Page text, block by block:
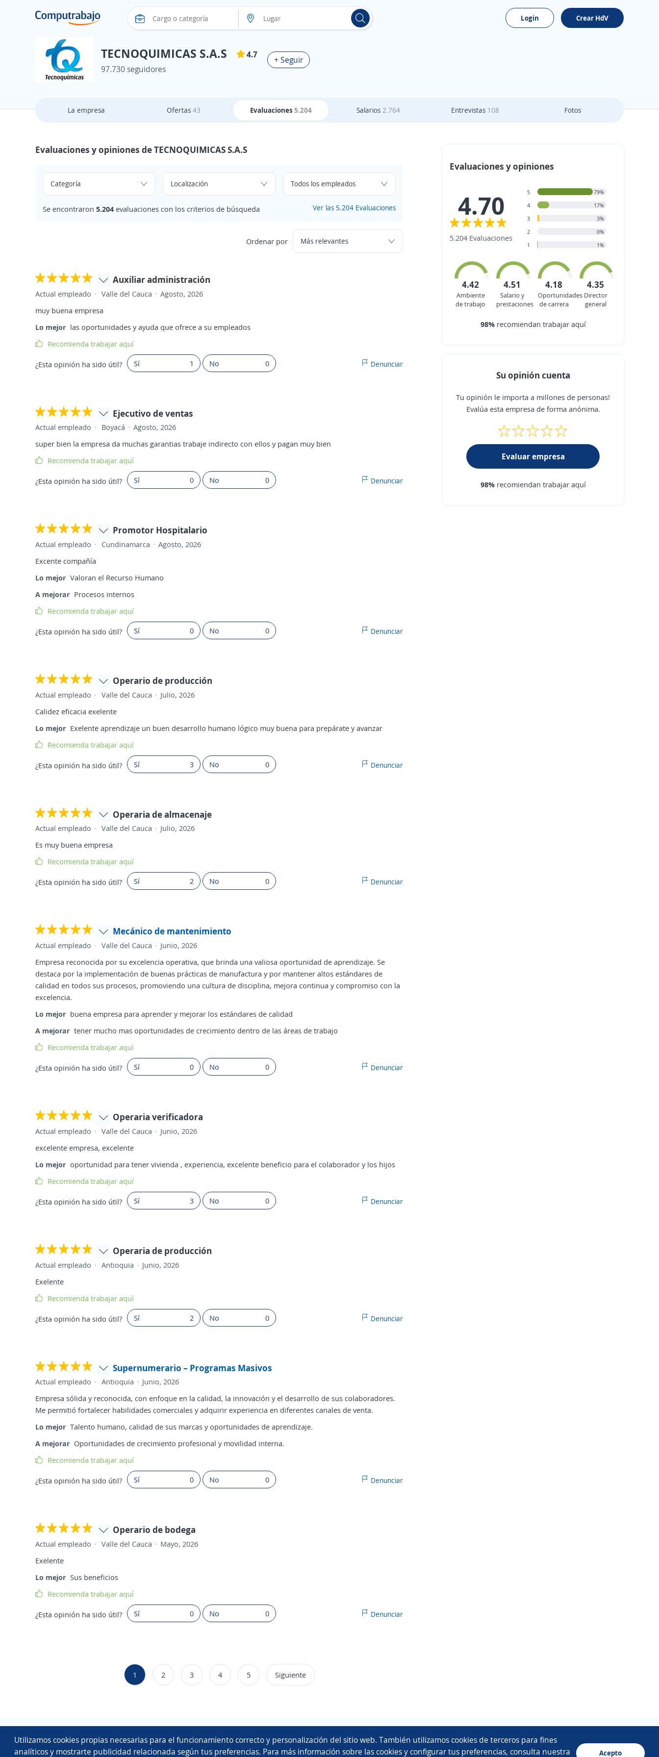
Utilizamos cookies propias necesarias para el funcionamiento correcto y personalización del sitio web. También utilizamos cookies de terceros para fines
analíticos y mostrarte publicidad relacionada según tus preferencias. Para más información sobre las cookies y configurar tus preferencias, consulta nuestra
Acepto
Login Crear HdV
TECNOQUIMICAS S.A.S
4.7
97.730 seguidores
+ Seguir
La empresa Ofertas 43 Evaluaciones 5.204 Salarios 2.764 Entrevistas 108 Fotos
Evaluaciones y opiniones de TECNOQUIMICAS S.A.S
Se encontraron 5.204 evaluaciones con los criterios de búsqueda Ver las 5.204 Evaluaciones
Ordenar por
Auxiliar administración
Actual empleado Valle del Cauca
Agosto, 2026
muy buena empresa
Lo mejor las oportunidades y ayuda que ofrece a su empleados
Recomienda trabajar aquí
¿Esta opinión ha sido útil? Sí 1 No 0 Denunciar
Ejecutivo de ventas
Actual empleado Boyacá
Agosto, 2026
super bien la empresa da muchas garantias trabaje indirecto con ellos y pagan muy bien
Recomienda trabajar aquí
¿Esta opinión ha sido útil? Sí 0 No 0 Denunciar
Promotor Hospitalario
Actual empleado Cundinamarca
Agosto, 2026
Excente compañía
Lo mejor Valoran el Recurso Humano
A mejorar Procesos internos
Recomienda trabajar aquí
¿Esta opinión ha sido útil? Sí 0 No 0 Denunciar
Operario de producción
Actual empleado Valle del Cauca
Julio, 2026
Calidez eficacia exelente
Lo mejor Exelente aprendizaje un buen desarrollo humano lógico muy buena para prepárate y avanzar
Recomienda trabajar aquí
¿Esta opinión ha sido útil? Sí 3 No 0 Denunciar
Operaria de almacenaje
Actual empleado Valle del Cauca
Julio, 2026
Es muy buena empresa
Recomienda trabajar aquí
¿Esta opinión ha sido útil? Sí 2 No 0 Denunciar
Mecánico de mantenimiento
Actual empleado Valle del Cauca
Junio, 2026
Empresa reconocida por su excelencia operativa, que brinda una valiosa oportunidad de aprendizaje. Se
destaca por la implementación de buenas prácticas de manufactura y por mantener altos estándares de
calidad en todos sus procesos, promoviendo una cultura de disciplina, mejora continua y compromiso con la
excelencia.
Lo mejor buena empresa para aprender y mejorar los estándares de calidad
A mejorar tener mucho mas oportunidades de crecimiento dentro de las áreas de trabajo
Recomienda trabajar aquí
¿Esta opinión ha sido útil? Sí 0 No 0 Denunciar
Operaria verificadora
Actual empleado Valle del Cauca
Junio, 2026
excelente empresa, excelente
Lo mejor oportunidad para tener vivienda , experiencia, excelente beneficio para el colaborador y los hijos
Recomienda trabajar aquí
¿Esta opinión ha sido útil? Sí 3 No 0 Denunciar
Operaria de producción
Actual empleado Antioquia
Junio, 2026
Exelente
Recomienda trabajar aquí
¿Esta opinión ha sido útil? Sí 2 No 0 Denunciar
Supernumerario – Programas Masivos
Actual empleado Antioquia
Junio, 2026
Empresa sólida y reconocida, con enfoque en la calidad, la innovación y el desarrollo de sus colaboradores.
Me permitió fortalecer habilidades comerciales y adquirir experiencia en diferentes canales de venta.
Lo mejor Talento humano, calidad de sus marcas y oportunidades de aprendizaje.
A mejorar Oportunidades de crecimiento profesional y movilidad interna.
Recomienda trabajar aquí
¿Esta opinión ha sido útil? Sí 0 No 0 Denunciar
Operario de bodega
Actual empleado Valle del Cauca
Mayo, 2026
Exelente
Lo mejor Sus beneficios
Recomienda trabajar aquí
¿Esta opinión ha sido útil? Sí 0 No 0 Denunciar
1 2 3 4 5 Siguiente
Evaluaciones y opiniones
4.70
5.204 Evaluaciones
5
79%
4
17%
3
3%
2
0%
1
1%
4.42
Ambiente
de trabajo
4.51
Salario y
prestaciones
4.18
Oportunidades
de carrera
4.35
Director
general
98%recomiendan trabajar aquí
Su opinión cuenta
Tu opinión le importa a millones de personas!
Evalúa esta empresa de forma anónima.
Evaluar empresa
98%recomiendan trabajar aquí
Aviso legal/privacidad